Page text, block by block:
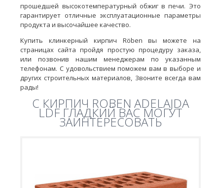
прошедшей высокотемпературный обжиг в печи. Это
гарантирует отличные эксплуатационные параметры
продукта и высочайшее качество.
Купить клинкерный кирпич Röben вы можете на
страницах сайта пройдя простую процедуру заказа,
или позвонив нашим менеджерам по указанным
телефонам. С удовольствием поможем вам в выборе и
других строительных материалов, Звоните всегда вам
рады!
C КИРПИЧ ROBEN ADELAJDA
LDF ГЛАДКИЙ ВАС МОГУТ
ЗАИНТЕРЕСОВАТЬ